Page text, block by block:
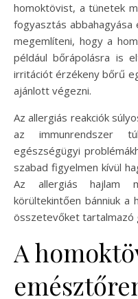
homoktövist, a tünetek
fogyasztás
megemlíteni, hogy a
például bőrápolásra is
irritációt érzékeny bőrű
ajánlott végezni.
Az allergiás reakciók
az immunrendszer
egészségügyi
szabad figyelmen kívül
Az allergiás hajlam
körültekintően bánniuk a
összetevőket tartalmazó
A